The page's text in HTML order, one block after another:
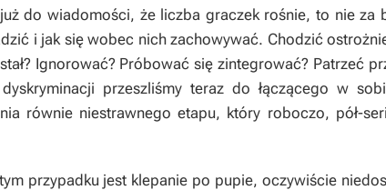
już do wiadomości, że liczba graczek rośnie, to nie za
i jak się wobec nich zachowywać. Chodzić
Ignorować? Próbować się zintegrować? Patrzeć
przeszliśmy teraz do łączącego w
równie niestrawnego etapu, który roboczo, pół-
przypadku jest klepanie po pupie, oczywiście